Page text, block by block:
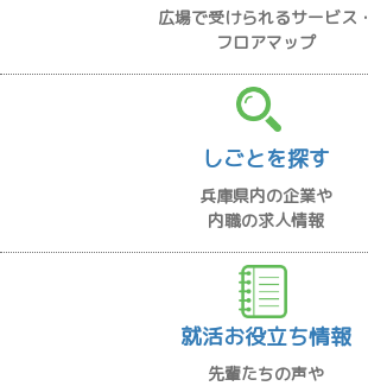
広場で受けられるサービス・
フロアマップ
しごとを探す
兵庫県内の企業や
内職の求人情報
就活お役立ち情報
先輩たちの声や